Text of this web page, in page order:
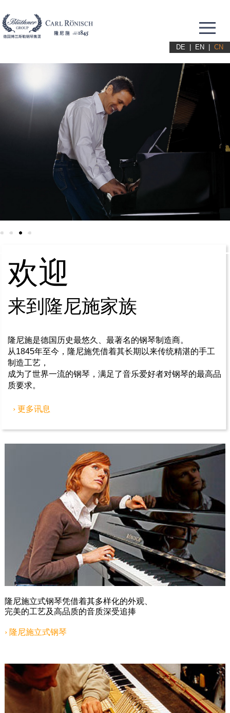
DE EN CN
欢迎
来到隆尼施家族
隆尼施是德国历史最悠久、最著名的钢琴制造商。
从1845年至今，隆尼施凭借着其长期以来传统精湛的手工
制造工艺，
成为了世界一流的钢琴，满足了音乐爱好者对钢琴的最高品
质要求。
› 更多讯息
隆尼施立式钢琴凭借着其多样化的外观、
完美的工艺及高品质的音质深受追捧
› 隆尼施立式钢琴